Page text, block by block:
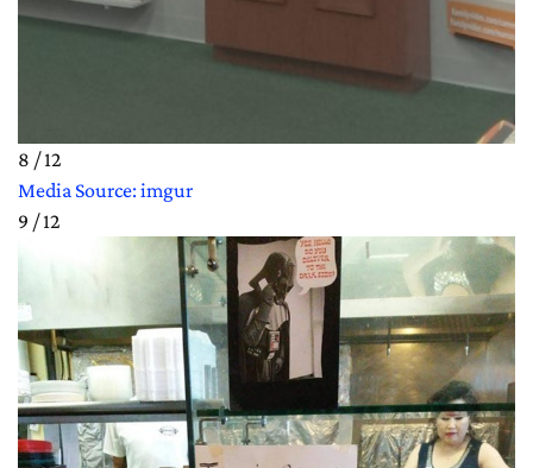
8 / 12
Media Source: imgur
9 / 12